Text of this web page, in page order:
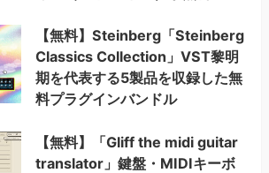
【無料】Steinberg「Steinberg
Classics Collection」VST黎明
期を代表する5製品を収録した無
料プラグインバンドル
【無料】「Gliff the midi guitar
translator」鍵盤・MIDIキーボ